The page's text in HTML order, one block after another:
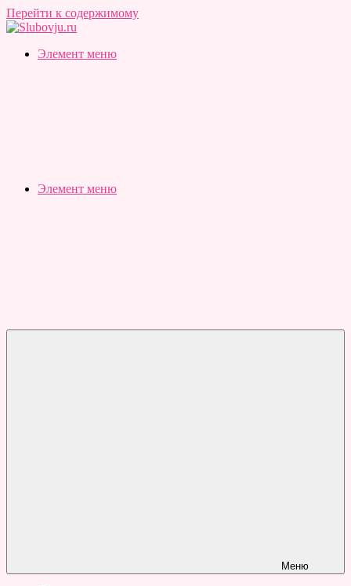
Перейти к содержимому
Slubovju.ru
Бесплатные
Элемент меню
Элемент меню
Меню